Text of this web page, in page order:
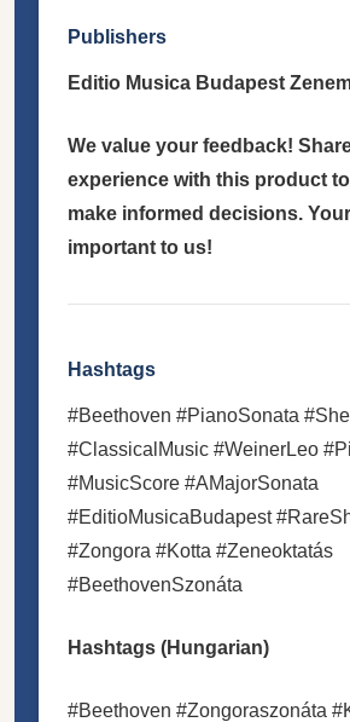
Publishers
Editio Musica Budapest
We value your feedback!
experience with this product
make informed decisions.
important to us!
Hashtags
#Beethoven #PianoSonata
#ClassicalMusic #WeinerLeo
#MusicScore #AMajorSonata
#EditioMusicaBudapest
#Zongora #Kotta #Zeneoktatás
#BeethovenSzonáta
Hashtags (Hungarian)
#Beethoven #Zongoraszonáta